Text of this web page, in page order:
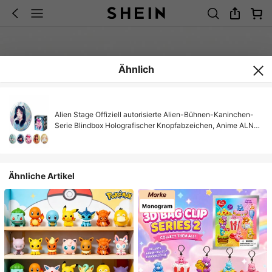
Ähnlich
Alien Stage Offiziell autorisierte Alien-Bühnen-Kaninchen-
Serie Blindbox Holografischer Knopfabzeichen, Anime ALNST
Ähnliche Artikel